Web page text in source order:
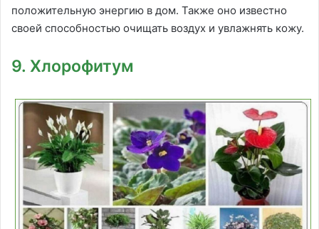
положительную энергию в дом. Также оно известно
своей способностью очищать воздух и увлажнять кожу.
9. Хлорофитум